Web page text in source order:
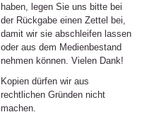
haben, legen Sie uns bitte bei
der Rückgabe einen Zettel bei,
damit wir sie abschleifen lassen
oder aus dem Medienbestand
nehmen können. Vielen Dank!
Kopien dürfen wir aus
rechtlichen Gründen nicht
machen.